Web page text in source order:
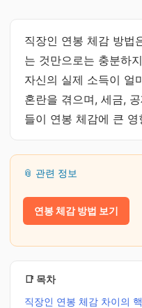
직장인 연봉 체감 방법
는 것만으로는 충분하
자신의 실제 소득이 얼
혼란을 겪으며, 세금,
들이 연봉 체감에 큰
📎 관련 정보
연봉 체감 방법 보기
📑 목차
직장인 연봉 체감 차이의